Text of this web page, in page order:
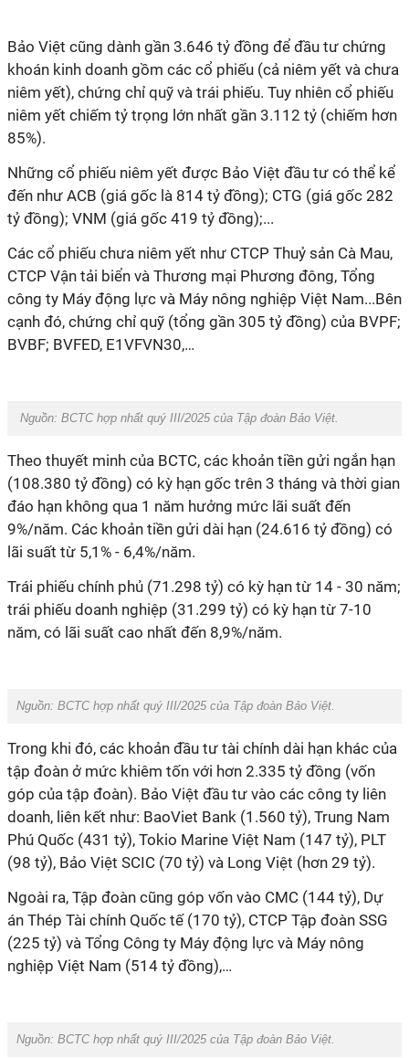
Bảo Việt cũng dành gần 3.646 tỷ đồng để đầu tư chứng
khoán kinh doanh gồm các cổ phiếu (cả niêm yết và chưa
niêm yết), chứng chỉ quỹ và trái phiếu. Tuy nhiên cổ phiếu
niêm yết chiếm tỷ trọng lớn nhất gần 3.112 tỷ (chiếm hơn
85%).
Những cổ phiếu niêm yết được Bảo Việt đầu tư có thể kể
đến như ACB (giá gốc là 814 tỷ đồng); CTG (giá gốc 282
tỷ đồng); VNM (giá gốc 419 tỷ đồng);...
Các cổ phiếu chưa niêm yết như CTCP Thuỷ sản Cà Mau,
CTCP Vận tải biển và Thương mại Phương đông, Tổng
công ty Máy động lực và Máy nông nghiệp Việt Nam...Bên
cạnh đó, chứng chỉ quỹ (tổng gần 305 tỷ đồng) của BVPF;
BVBF; BVFED, E1VFVN30,…
Nguồn: BCTC hợp nhất quý III/2025 của Tập đoàn Bảo Việt.
Theo thuyết minh của BCTC, các khoản tiền gửi ngắn hạn
(108.380 tỷ đồng) có kỳ hạn gốc trên 3 tháng và thời gian
đáo hạn không qua 1 năm hưởng mức lãi suất đến
9%/năm. Các khoản tiền gửi dài hạn (24.616 tỷ đồng) có
lãi suất từ 5,1% - 6,4%/năm.
Trái phiếu chính phủ (71.298 tỷ) có kỳ hạn từ 14 - 30 năm;
trái phiếu doanh nghiệp (31.299 tỷ) có kỳ hạn từ 7-10
năm, có lãi suất cao nhất đến 8,9%/năm.
Nguồn: BCTC hợp nhất quý III/2025 của Tập đoàn Bảo Việt.
Trong khi đó, các khoản đầu tư tài chính dài hạn khác của
tập đoàn ở mức khiêm tốn với hơn 2.335 tỷ đồng (vốn
góp của tập đoàn). Bảo Việt đầu tư vào các công ty liên
doanh, liên kết như: BaoViet Bank (1.560 tỷ), Trung Nam
Phú Quốc (431 tỷ), Tokio Marine Việt Nam (147 tỷ), PLT
(98 tỷ), Bảo Việt SCIC (70 tỷ) và Long Việt (hơn 29 tỷ).
Ngoài ra, Tập đoàn cũng góp vốn vào CMC (144 tỷ), Dự
án Thép Tài chính Quốc tế (170 tỷ), CTCP Tập đoàn SSG
(225 tỷ) và Tổng Công ty Máy động lực và Máy nông
nghiệp Việt Nam (514 tỷ đồng),…
Nguồn: BCTC hợp nhất quý III/2025 của Tập đoàn Bảo Việt.